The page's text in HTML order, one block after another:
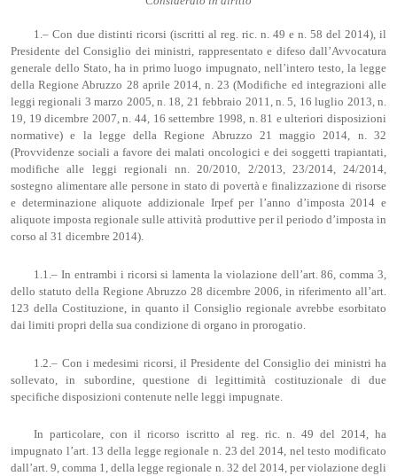
1.– Con due distinti ricorsi (iscritti al reg. ric. n. 49 e n. 58 del 2014), il
Presidente del Consiglio dei ministri, rappresentato e difeso dall’Avvocatura
generale dello Stato, ha in primo luogo impugnato, nell’intero testo, la legge
della Regione Abruzzo 28 aprile 2014, n. 23 (Modifiche ed integrazioni alle
leggi regionali 3 marzo 2005, n. 18, 21 febbraio 2011, n. 5, 16 luglio 2013, n.
19, 19 dicembre 2007, n. 44, 16 settembre 1998, n. 81 e ulteriori disposizioni
normative) e la legge della Regione Abruzzo 21 maggio 2014, n. 32
(Provvidenze sociali a favore dei malati oncologici e dei soggetti trapiantati,
modifiche alle leggi regionali nn. 20/2010, 2/2013, 23/2014, 24/2014,
sostegno alimentare alle persone in stato di povertà e finalizzazione di risorse
e determinazione aliquote addizionale Irpef per l’anno d’imposta 2014 e
aliquote imposta regionale sulle attività produttive per il periodo d’imposta in
corso al 31 dicembre 2014).
1.1.– In entrambi i ricorsi si lamenta la violazione dell’art. 86, comma 3,
dello statuto della Regione Abruzzo 28 dicembre 2006, in riferimento all’art.
123 della Costituzione, in quanto il Consiglio regionale avrebbe esorbitato
dai limiti propri della sua condizione di organo in prorogatio.
1.2.– Con i medesimi ricorsi, il Presidente del Consiglio dei ministri ha
sollevato, in subordine, questione di legittimità costituzionale di due
specifiche disposizioni contenute nelle leggi impugnate.
In particolare, con il ricorso iscritto al reg. ric. n. 49 del 2014, ha
impugnato l’art. 13 della legge regionale n. 23 del 2014, nel testo modificato
dall’art. 9, comma 1, della legge regionale n. 32 del 2014, per violazione degli